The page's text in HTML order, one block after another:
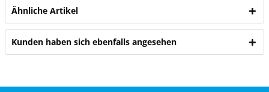
Ähnliche Artikel
Kunden haben sich ebenfalls angesehen